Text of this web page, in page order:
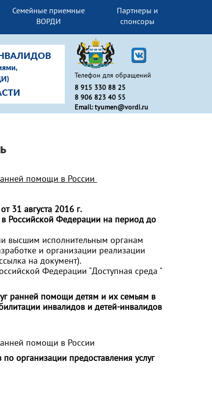
Семейные приемные
ВОРДИ
Партнеры и
спонсоры
Телефон для обращений
8 915 330 88 25
8 906 823 40 55
Email: tyumen@vordi.ru
помощи в России
31 августа 2016 г.
Российской Федерации на период до
высшим исполнительным органам
и организации реализации
на документ).
Федерации "Доступная среда "
ранней помощи детям и их семьям в
инвалидов и детей-инвалидов
помощи в России
организации предоставления услуг